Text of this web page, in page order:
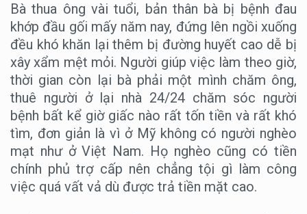
Bà thua ông vài tuổi, bản thân bà bị bệnh đau
khớp đầu gối mấy năm nay, đứng lên ngồi xuống
đều khó khăn lại thêm bị đường huyết cao dễ bị
xây xẩm mệt mỏi. Người giúp việc làm theo giờ,
thời gian còn lại bà phải một mình chăm ông,
thuê người ở lại nhà 24/24 chăm sóc người
bệnh bất kể giờ giấc nào rất tốn tiền và rất khó
tìm, đơn giản là vì ở Mỹ không có người nghèo
mạt như ở Việt Nam. Họ nghèo cũng có tiền
chính phủ trợ cấp nên chẳng tội gì làm công
việc quá vất vả dù được trả tiền mặt cao.